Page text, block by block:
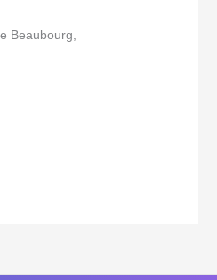
Beaubourg,